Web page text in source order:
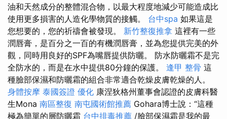
油和天然成分的整體混合物，以最大程度地減少可能造成比
使用更多損害的人造化學物質的接觸。 台中spa 如果這是
您想要的，您的祈禱會被發現。 新竹整復推拿 這裡有一些
潤唇膏，是百分之一百的有機潤唇膏，並為您提供完美的外
觀，同時用良好的SPF為嘴唇提供防曬。 防水防曬霜不是完
全防水的，而是在水中提供80分鐘的保護。 逢甲 整骨 這
種臉部保濕和防曬霜的組合非常適合乾燥皮膚乾燥的人。
身體按摩 泰國簽證 優化 康涅狄格州董事會認證的皮膚科醫
生Mona 南區整復 南屯國術館推薦 Gohara博士說：“這種
極為簡單的層防曬霜 台中排毒推薦 /臉部保濕霜是我的最